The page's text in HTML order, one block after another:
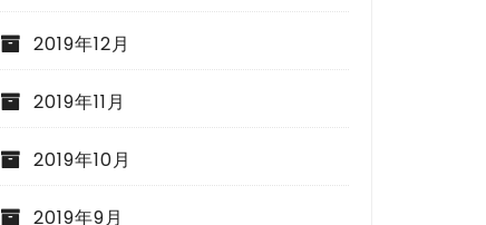
2019年12月
2019年11月
2019年10月
2019年9月